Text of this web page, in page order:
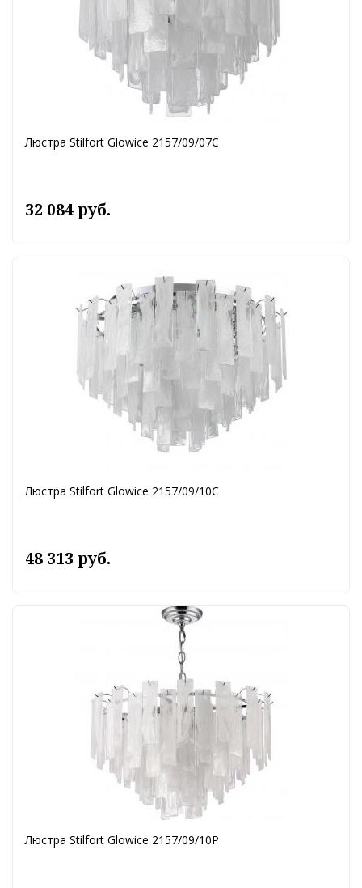
Люстра Stilfort Glowice 2157/09/07C
32 084 руб.
Люстра Stilfort Glowice 2157/09/10C
48 313 руб.
Люстра Stilfort Glowice 2157/09/10P